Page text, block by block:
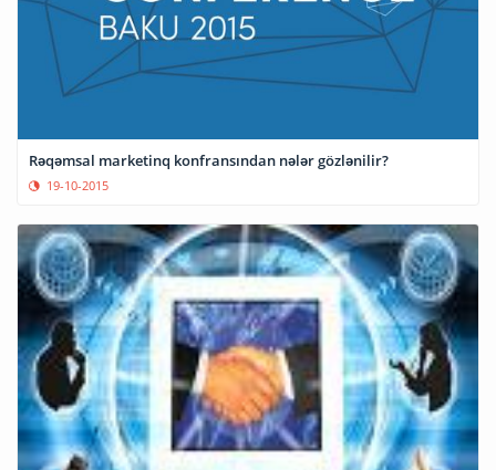
Rəqəmsal marketinq konfransından nələr gözlənilir?
19-10-2015